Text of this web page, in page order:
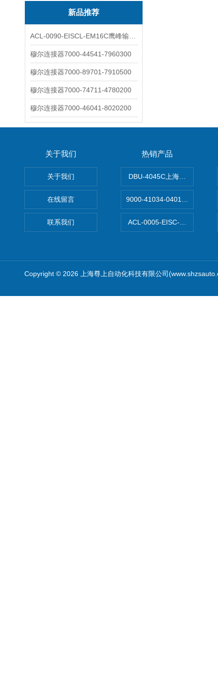
新品推荐
穆尔连接器7000-44541-7960300
穆尔连接器7000-89701-7910500
穆尔连接器7000-74711-4780200
穆尔连接器7000-46041-8020200
关于我们
关于我们
在线留言
联系我们
热销产品
DBU-4045C上海鹰峰制动单
9000-41034-0401000穆尔
ACL-0005-EISC-E2M8C上海
Copyright © 2026 上海尊上自动化科技有限公司